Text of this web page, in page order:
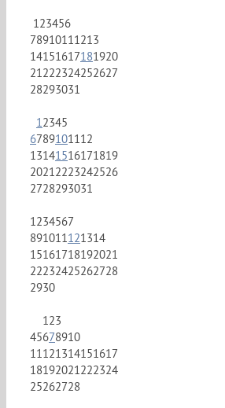
1 23456
7891011 1213
14151617181920
21 222324252627
28293031
1 2345
67891011 12
13141516171819
2021 2223242526
2728293031
1 234567
891011 121314
15161718192021
22232425262728
2930
1 23
45678910
11 121314151617
18192021 222324
25262728